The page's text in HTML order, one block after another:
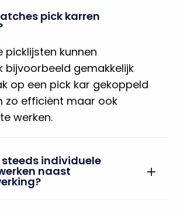
pick karren
picklijsten kunnen
bijvoorbeeld gemakkelijk
op een pick kar gekoppeld
zo efficiënt maar ook
werken.
steeds individuele
naast